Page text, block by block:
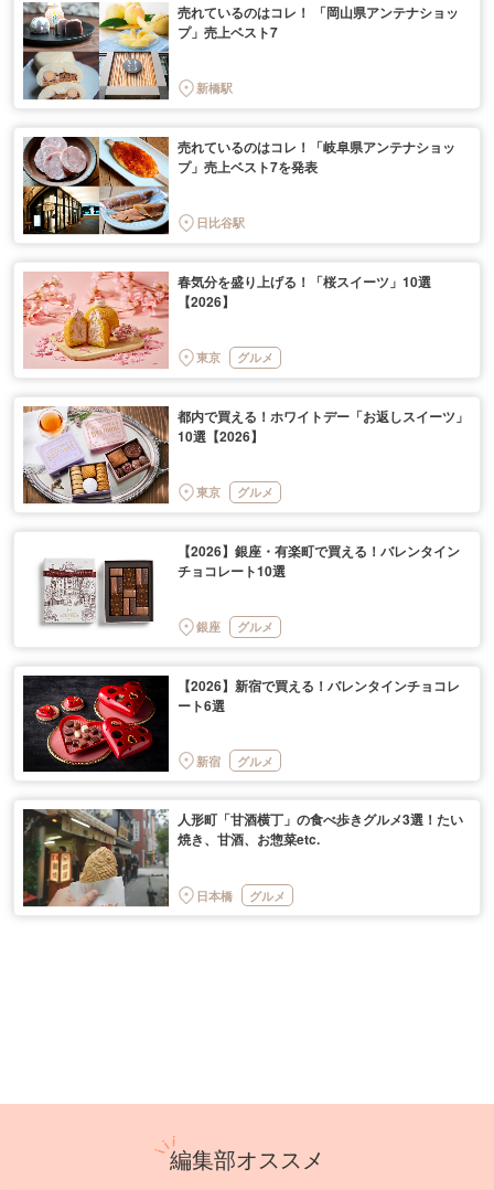
売れているのはコレ！ 「岡山県アンテナショッ
プ」売上ベスト7
新橋駅
売れているのはコレ！「岐阜県アンテナショッ
プ」売上ベスト7を発表
日比谷駅
春気分を盛り上げる！「桜スイーツ」10選
【2026】
東京 グルメ
都内で買える！ホワイトデー「お返しスイーツ」
10選【2026】
東京 グルメ
【2026】銀座・有楽町で買える！バレンタイン
チョコレート10選
銀座 グルメ
【2026】新宿で買える！バレンタインチョコレ
ート6選
新宿 グルメ
人形町「甘酒横丁」の食べ歩きグルメ3選！たい
焼き、甘酒、お惣菜etc.
日本橋 グルメ
編集部オススメ